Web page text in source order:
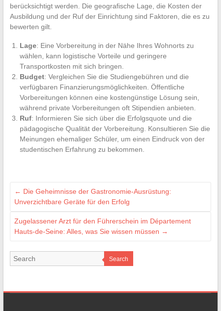
berücksichtigt werden. Die geografische Lage, die Kosten der
Ausbildung und der Ruf der Einrichtung sind Faktoren, die es zu
bewerten gilt.
Lage: Eine Vorbereitung in der Nähe Ihres Wohnorts zu
wählen, kann logistische Vorteile und geringere
Transportkosten mit sich bringen.
Budget: Vergleichen Sie die Studiengebühren und die
verfügbaren Finanzierungsmöglichkeiten. Öffentliche
Vorbereitungen können eine kostengünstige Lösung sein,
während private Vorbereitungen oft Stipendien anbieten.
Ruf: Informieren Sie sich über die Erfolgsquote und die
pädagogische Qualität der Vorbereitung. Konsultieren Sie die
Meinungen ehemaliger Schüler, um einen Eindruck von der
studentischen Erfahrung zu bekommen.
← Die Geheimnisse der Gastronomie-Ausrüstung:
Unverzichtbare Geräte für den Erfolg
Zugelassener Arzt für den Führerschein im Département
Hauts-de-Seine: Alles, was Sie wissen müssen →
Search